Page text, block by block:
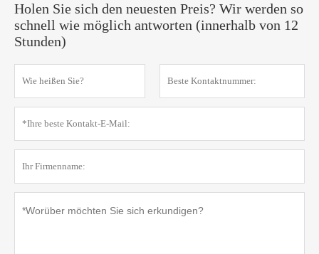
Holen Sie sich den neuesten Preis? Wir werden so
schnell wie möglich antworten (innerhalb von 12
Stunden)